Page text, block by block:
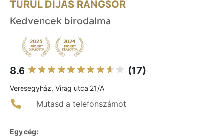
TURUL DÍJAS RANGSOR
Kedvencek birodalma
8.6 (17)
Veresegyház, Virág utca 21/A
Mutasd a telefonszámot
Egy cég: